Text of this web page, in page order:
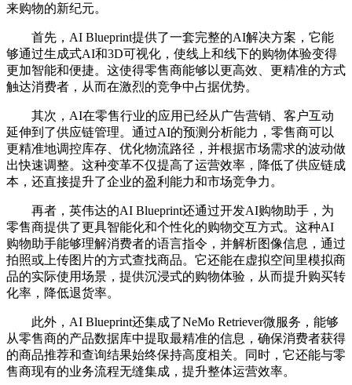
来购物的新纪元。
首先，AI Blueprint提供了一套完整的AI解决方案，它能
够通过生成式AI和3D可视化，使线上和线下的购物体验变得
更加智能和便捷。这使得零售商能够以更高效、更精准的方式
触达消费者，从而在激烈的竞争中占据优势。
其次，AI在零售行业的应用已经从广告营销、客户互动
延伸到了供应链管理。通过AI的预测分析能力，零售商可以
更精准地调控库存、优化物流路径，并根据市场需求的波动做
出快速调整。这种变革不仅提高了运营效率，降低了供应链成
本，还直接提升了企业的盈利能力和市场竞争力。
再者，英伟达的AI Blueprint还通过开发AI购物助手，为
零售商提供了更具智能化和个性化的购物交互方式。这种AI
购物助手能够理解消费者的语言指令，并解析图像信息，通过
拍照或上传图片的方式查找商品。它还能在虚拟空间里模拟商
品的实际使用场景，提供沉浸式的购物体验，从而提升购买转
化率，降低退货率。
此外，AI Blueprint还集成了NeMo Retriever微服务，能够
从零售商的产品数据库中提取最精准的信息，确保消费者获得
的商品推荐和查询结果始终保持高度相关。同时，它还能与零
售商现有的业务流程无缝集成，提升整体运营效率。